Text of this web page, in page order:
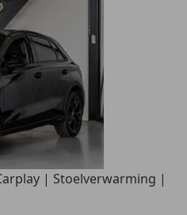
| Stoelverwarming |